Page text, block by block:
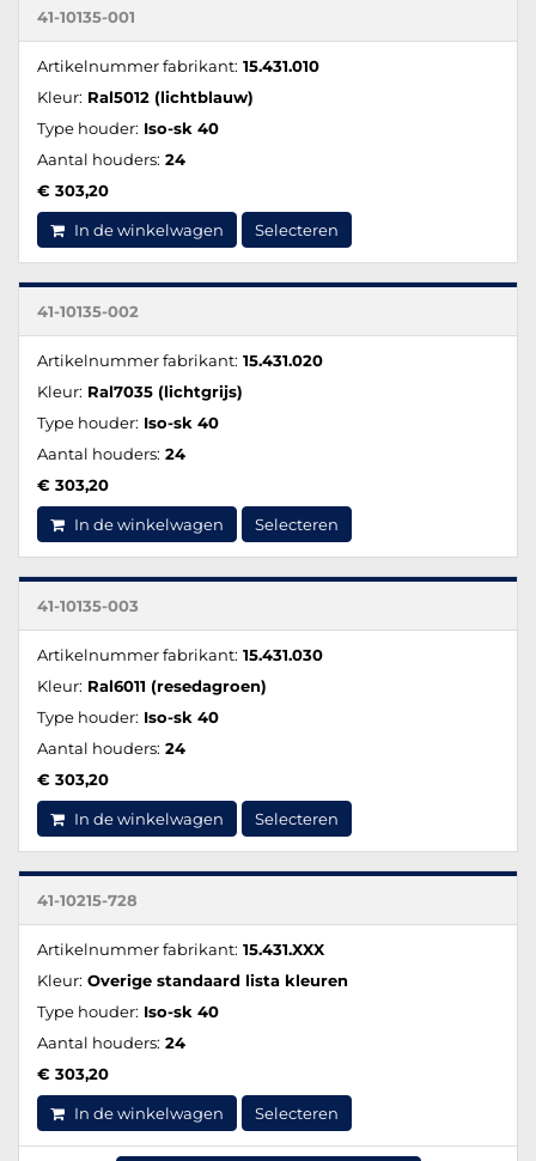
41-10135-001
Artikelnummer fabrikant: 15.431.010
Kleur: Ral5012 (lichtblauw)
Type houder: Iso-sk 40
Aantal houders: 24
€ 303,20
In de winkelwagen Selecteren
41-10135-002
Artikelnummer fabrikant: 15.431.020
Kleur: Ral7035 (lichtgrijs)
Type houder: Iso-sk 40
Aantal houders: 24
€ 303,20
In de winkelwagen Selecteren
41-10135-003
Artikelnummer fabrikant: 15.431.030
Kleur: Ral6011 (resedagroen)
Type houder: Iso-sk 40
Aantal houders: 24
€ 303,20
In de winkelwagen Selecteren
41-10215-728
Artikelnummer fabrikant: 15.431.XXX
Kleur: Overige standaard lista kleuren
Type houder: Iso-sk 40
Aantal houders: 24
€ 303,20
In de winkelwagen Selecteren